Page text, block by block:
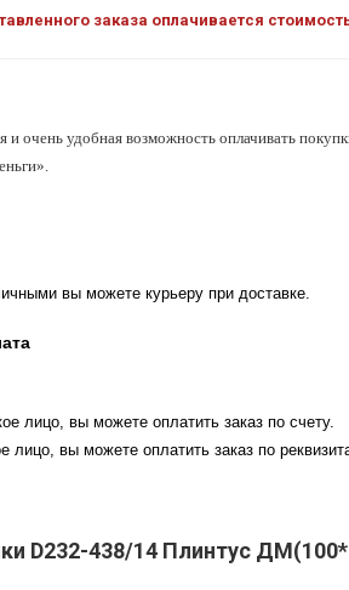
заказа оплачивается
и очень удобная возможность оплачивать
вы можете курьеру при доставке.
лицо, вы можете оплатить заказ по счету.
лицо, вы можете оплатить заказ по
D232-438/14 Плинтус